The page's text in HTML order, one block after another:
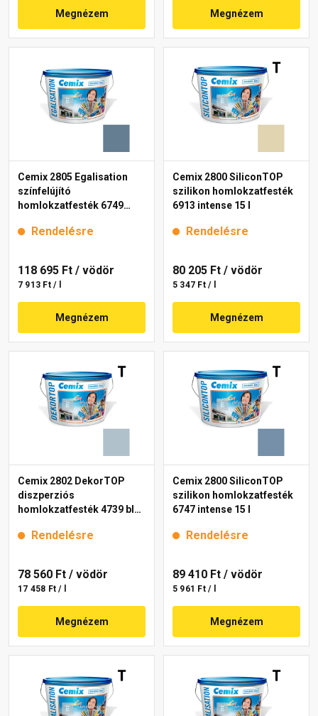
Megnézem Megnézem
Cemix 2805 Egalisation
színfelújító
homlokzatfesték 6749
Rendelésre
118 695 Ft / vödör
7 913 Ft / l
Megnézem
Cemix 2800 SiliconTOP
szilikon homlokzatfesték
6913 intense 15 l
Rendelésre
80 205 Ft / vödör
5 347 Ft / l
Megnézem
Cemix 2802 DekorTOP
diszperziós
homlokzatfesték 4739 blue
Rendelésre
78 560 Ft / vödör
17 458 Ft / l
Megnézem
Cemix 2800 SiliconTOP
szilikon homlokzatfesték
6747 intense 15 l
Rendelésre
89 410 Ft / vödör
5 961 Ft / l
Megnézem